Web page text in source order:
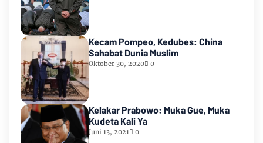
Kecam Pompeo, Kedubes: China
Sahabat Dunia Muslim
Oktober 30, 2020 0
Kelakar Prabowo: Muka Gue, Muka
Kudeta Kali Ya
Juni 13, 2021 0